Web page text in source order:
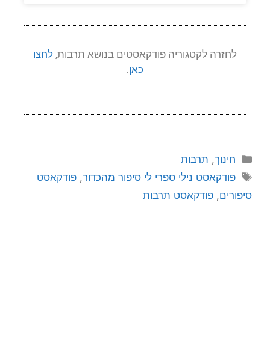
לחזרה לקטגוריה פודקאסטים בנושא תרבות, לחצו
כאן.
חינוך, תרבות
פודקאסט נילי ספרי לי סיפור מהכדור,פודקאסט
סיפורים, פודקאסט תרבות